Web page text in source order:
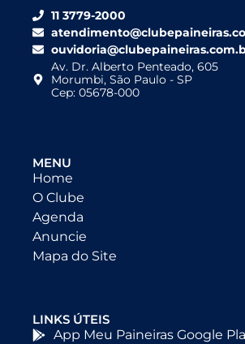
11 3779-2000
Av. Dr. Alberto Penteado, 605
Morumbi, São Paulo - SP
Cep: 05678-000
MENU
Home
O Clube
Agenda
Anuncie
Mapa do Site
LINKS ÚTEIS
App Meu Paineiras Google